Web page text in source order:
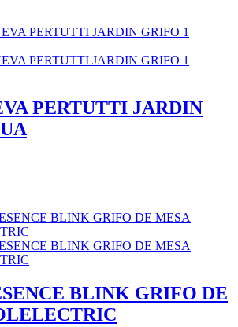
PERTUTTI JARDIN
BLINK GRIFO DE